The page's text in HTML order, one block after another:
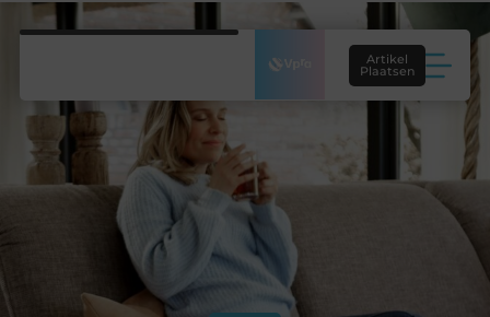
Artikel
Plaatsen